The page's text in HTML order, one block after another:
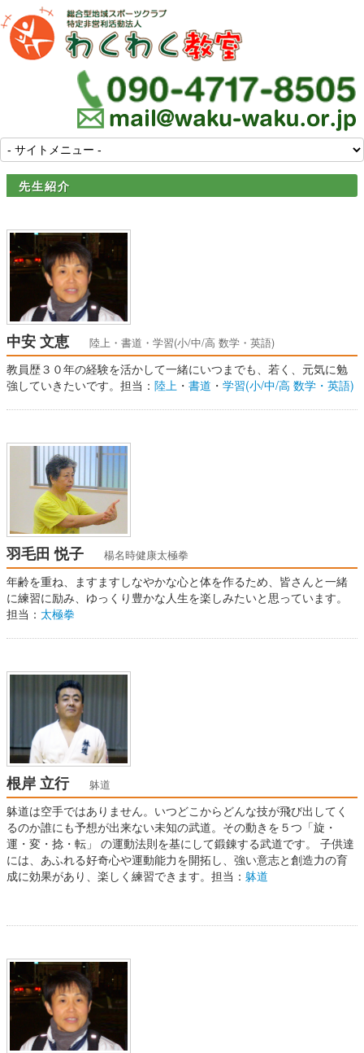
先生紹介
中安 文恵 陸上・書道・学習(小/中/高 数学・英語)
教員歴３０年の経験を活かして一緒にいつまでも、若く、元気に勉
強していきたいです。担当： 陸上 ・ 書道 ・ 学習(小/中/高 数学・英語)
羽毛田 悦子 楊名時健康太極拳
年齢を重ね、ますますしなやかな心と体を作るため、皆さんと一緒
に練習に励み、ゆっくり豊かな人生を楽しみたいと思っています。
担当： 太極拳
根岸 立行 躰道
躰道は空手ではありません。いつどこからどんな技が飛び出してく
るのか誰にも予想が出来ない未知の武道。その動きを５つ「旋・
運・変・捻・転」 の運動法則を基にして鍛錬する武道です。 子供達
には、あふれる好奇心や運動能力を開拓し、強い意志と創造力の育
成に効果があり、楽しく練習できます。担当： 躰道